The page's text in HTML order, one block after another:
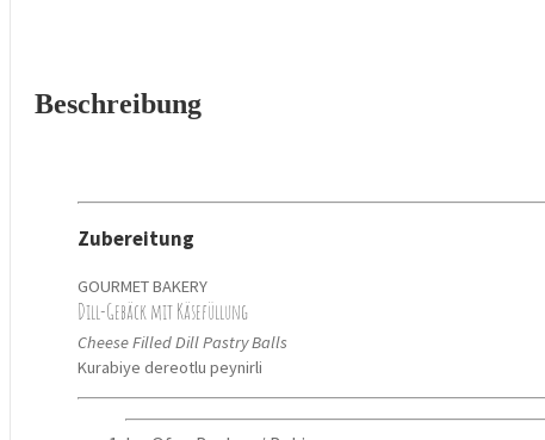
Beschreibung
Zubereitung
GOURMET BAKERY
Dill-Gebäck mit Käsefüllung
Cheese Filled Dill Pastry Balls
Kurabiye dereotlu peynirli